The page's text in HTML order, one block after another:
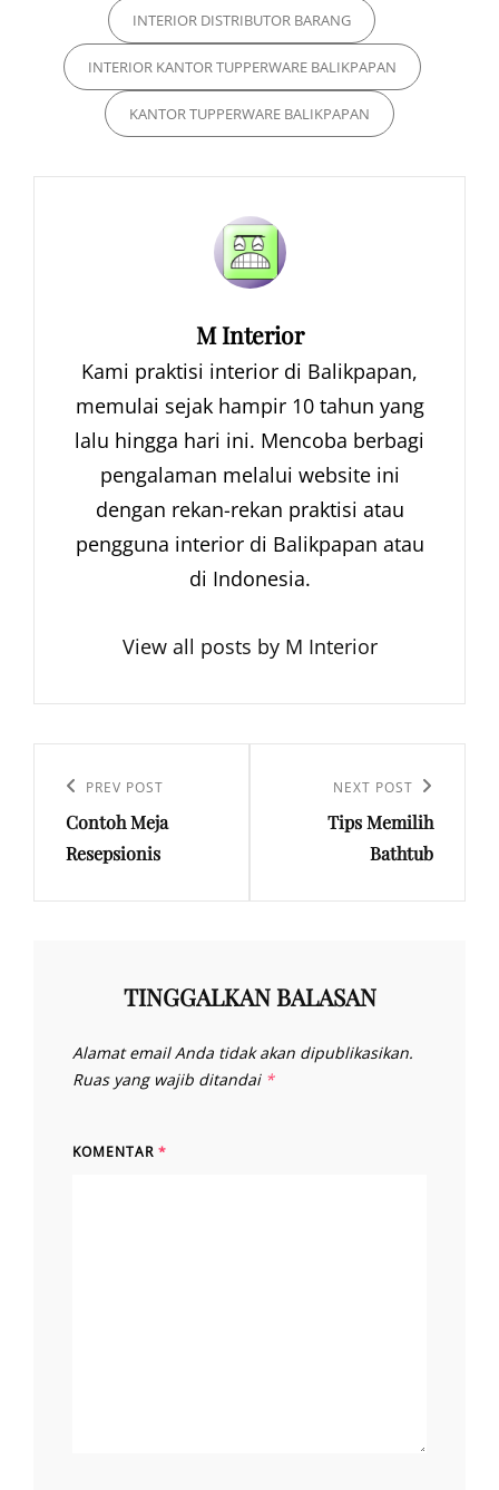
INTERIOR DISTRIBUTOR BARANG
INTERIOR KANTOR TUPPERWARE BALIKPAPAN
KANTOR TUPPERWARE BALIKPAPAN
Author:
M Interior
Kami praktisi interior di Balikpapan,
memulai sejak hampir 10 tahun yang
lalu hingga hari ini. Mencoba berbagi
pengalaman melalui website ini
dengan rekan-rekan praktisi atau
pengguna interior di Balikpapan atau
di Indonesia.
View all posts by M Interior
posPrevious
Post
PREV POST
Contoh Meja
Resepsionis
NEXT POST
Tips Memilih
Bathtub
TINGGALKAN BALASAN
Alamat email Anda tidak akan dipublikasikan.
Ruas yang wajib ditandai *
KOMENTAR *